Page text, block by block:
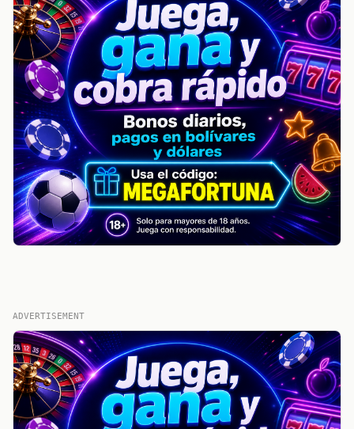
ADVERTISEMENT